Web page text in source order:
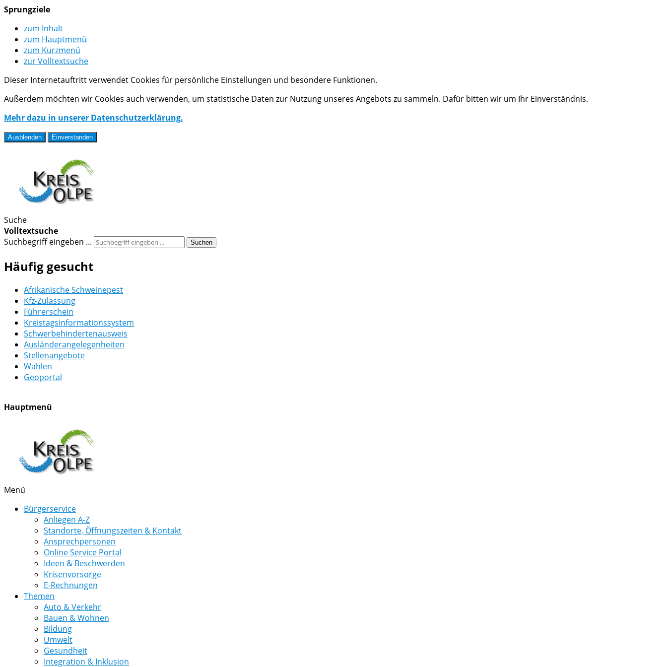
Sprungziele
zum Inhalt
zum Hauptmenü
zum Kurzmenü
zur Volltextsuche
Dieser Internetauftritt verwendet Cookies für persönliche Einstellungen und besondere Funktionen.
Außerdem möchten wir Cookies auch verwenden, um statistische Daten zur Nutzung unseres Angebots zu sammeln. Dafür bitten wir um Ihr Einverständnis.
Mehr dazu in unserer Datenschutzerklärung.
Ausblenden Einverstanden
Suche
Volltextsuche
Suchbegriff eingeben ...
Suchen
Häufig gesucht
Afrikanische Schweinepest
Kfz-Zulassung
Führerschein
Kreistagsinformationssystem
Schwerbehindertenausweis
Ausländerangelegenheiten
Stellenangebote
Wahlen
Geoportal
Hauptmenü
Menü
Bürgerservice
Anliegen A-Z
Standorte, Öffnungszeiten & Kontakt
Ansprechpersonen
Online Service Portal
Ideen & Beschwerden
Krisenvorsorge
E-Rechnungen
Themen
Auto & Verkehr
Bauen & Wohnen
Bildung
Umwelt
Gesundheit
Integration & Inklusion